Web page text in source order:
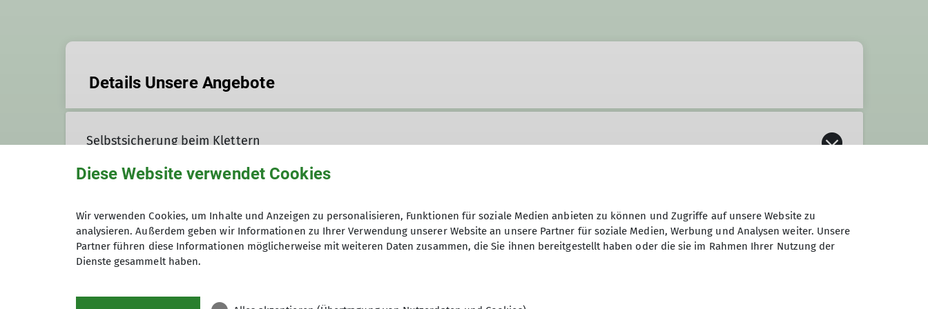
Details Unsere Angebote
Selbstsicherung beim Klettern
Inhalt: Kurse
Details
NoLimits!
Diese Website verwendet Cookies
Wir verwenden Cookies, um Inhalte und Anzeigen zu personalisieren, Funktionen für soziale Medien anbieten zu können und Zugriffe auf unsere Website zu
analysieren. Außerdem geben wir Informationen zu Ihrer Verwendung unserer Website an unsere Partner für soziale Medien, Werbung und Analysen weiter. Unsere
Partner führen diese Informationen möglicherweise mit weiteren Daten zusammen, die Sie ihnen bereitgestellt haben oder die sie im Rahmen Ihrer Nutzung der
Dienste gesammelt haben.